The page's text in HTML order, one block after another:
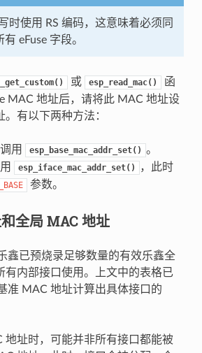
时使用 RS 编码，这意味着必须同
eFuse 字段。
或 esp_read_mac()
函
MAC 地址后，请将此 MAC 地址设
有以下两种方法：
用 esp_base_mac_addr_set() 。
esp_iface_mac_addr_set()
，此时
参数。
全局 MAC 地址
鑫已预烧录足够数量的有效乐鑫全
有内部接口使用。上文中的表格已
准 MAC 地址计算出具体接口的
地址时，可能并非所有接口都能被